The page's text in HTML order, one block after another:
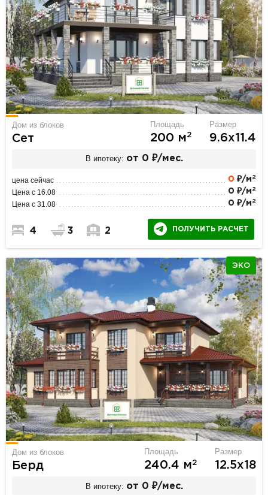
Дом из блоков
Сет
Площадь
200 м2
Размер
9.6х11.4
В ипотеку: от 0 ₽/мес.
цена сейчас 0 ₽/м 2
Цена с 16.08 0 ₽/м 2
Цена с 31.08 0 ₽/м 2
4 3 2 ПОЛУЧИТЬ РАСЧЕТ
ЭКО
Дом из блоков
Берд
Площадь
240.4 м2
Размер
12.5х18
В ипотеку: от 0 ₽/мес.